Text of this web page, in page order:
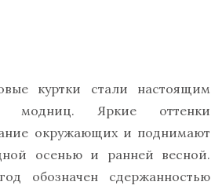
куртки стали настоящим
модниц. Яркие оттенки
окружающих и поднимают
осенью и ранней весной.
обозначен сдержанностью